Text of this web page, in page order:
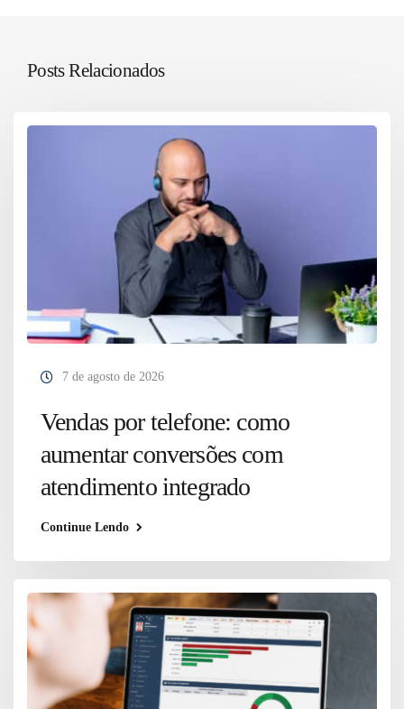
Posts Relacionados
7 de agosto de 2026
Vendas por telefone: como
aumentar conversões com
atendimento integrado
Continue Lendo